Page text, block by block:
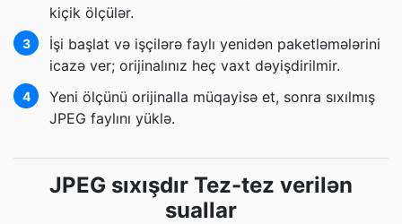
kiçik ölçülər.
3
İşi başlat və işçilərə faylı yenidən paketləmələrini
icazə ver; orijinalınız heç vaxt dəyişdirilmir.
4
Yeni ölçünü orijinalla müqayisə et, sonra sıxılmış
JPEG faylını yüklə.
JPEG sıxışdır Tez-tez verilən
suallar